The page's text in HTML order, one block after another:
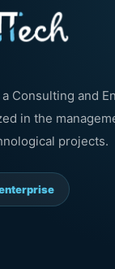
a Consulting and
in the
projects.